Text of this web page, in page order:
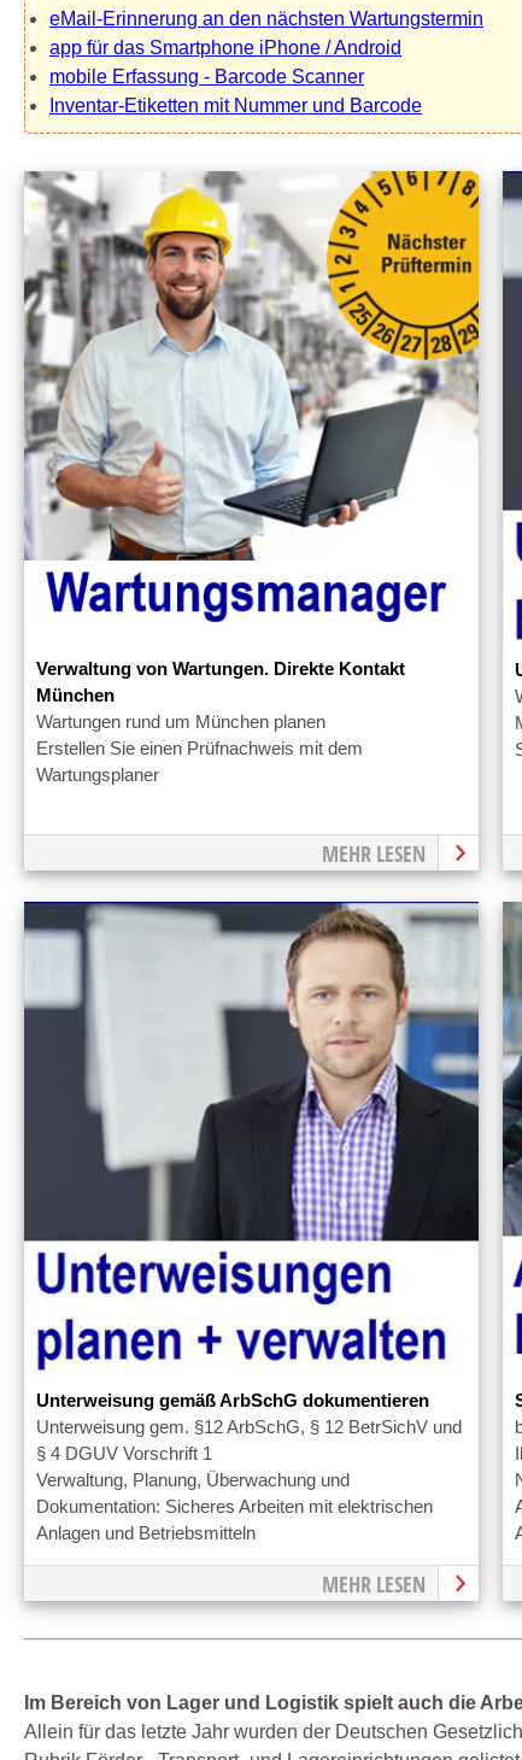
eMail-Erinnerung an den nächsten Wartungstermin
app für das Smartphone iPhone / Android
mobile Erfassung - Barcode Scanner
Inventar-Etiketten mit Nummer und Barcode
Verwaltung von Wartungen. Direkte Kontakt
München
Wartungen rund um München planen
Erstellen Sie einen Prüfnachweis mit dem
Wartungsplaner
MEHR LESEN
Unterweisung gemäß ArbSchG dokumentieren
Unterweisung gem. §12 ArbSchG, § 12 BetrSichV und
§ 4 DGUV Vorschrift 1
Verwaltung, Planung, Überwachung und
Dokumentation: Sicheres Arbeiten mit elektrischen
Anlagen und Betriebsmitteln
MEHR LESEN
Im Bereich von Lager und Logistik spielt auch die
Allein für das letzte Jahr wurden der Deutschen